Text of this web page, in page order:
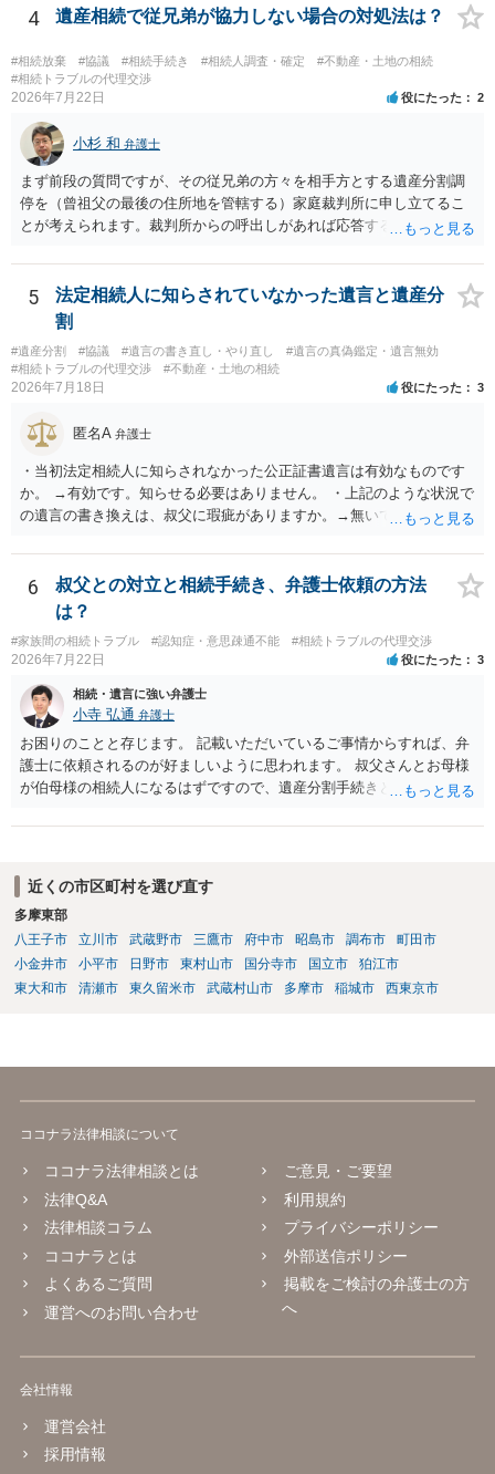
医師の意見書、筆跡鑑定 が提出されればその効力が否定される可能性
はありますが、 ・伯母様自身が分割協議に加わっていること ・御祖母
様の意に反する遺産分割協議を行う実益が誰にあったかの立証が困難
であること からすると、実際に遺産分割協議の効力が否定される可能
性はそれほど高くない（立証のハードルは非常に高い）ということが
言えると思います。
4 遺産相続で従兄弟が協力しない場合の対処法は？
#相続放棄 #協議 #相続手続き #相続人調査・確定
#不動産・土地の相続
#相続トラブルの代理交渉
2026年7月22日 役にたった 2
小杉 和 弁護士
まず前段の質問ですが、その従兄弟の方々を相手方とする遺産分割調
停を（曾祖父の最後の住所地を管轄する）家庭裁判所に申し立てるこ
とが考えられます。裁判所からの呼出しがあれば応答する可能性がま
能と思われます。時間が思った以上にないので必要書類をてきぱきと
揃える必要があります。その点是非御注意ください。
5
法定相続人に知らされていなかった遺言と遺産分
割
#遺産分割 #協議 #遺言の書き直し・やり直し
#遺言の真偽鑑定・遺言無効
#相続トラブルの代理交渉
#不動産・土地の相続
2026年7月18日 役にたった 3
匿名A 弁護士
・当初法定相続人に知らされなかった公正証書遺言は有効なものです
か。 →有効です。知らせる必要はありません。 ・上記のような状況で
の遺言の書き換えは、叔父に瑕疵がありますか。→無いです。 ・分割
ますか。 →本人が自由に決められますので、どこが妥当とは言えない
です。客観的な基準もありません。 ・できれば穏やかに、分割を拒否
することはできますか。 →分割を拒否するということは、遺産はいら
ないということでしょうか。遺言で、受取を指定されててもいらない
と拒否することはできます。理由を説明する必要はありません。
6
叔父との対立と相続手続き、弁護士依頼の方法
は？
#家族間の相続トラブル #認知症・意思疎通不能 #相続トラブルの代理交渉
2026年7月22日 役にたった 3
相続・遺言に強い弁護士
小寺 弘通 弁護士
お困りのことと存じます。 記載いただいているご事情からすれば、弁
護士に依頼されるのが好ましいように思われます。 叔父さんとお母様
が伯母様の相続人になるはずですので、遺産分割手続きという形でお
に呼ばれなかったことについて慰謝料を請求する」と言ってこられて
しょうから、こちらから積極的に動く必要はないように見受けられま
す。 仮に訴訟を起こされるなどした場合には、遺産分割手続きで依頼
される弁護士の方に対応をお願いするのが良いのではないでしょう
か。 以上ご参考にしていただければ幸いです。
近くの市区町村を選び直す
多摩東部
八王子市
立川市 武蔵野市 三鷹市 府中市 昭島市 調布市
町田市
小金井市
小平市 日野市 東村山市 国分寺市 国立市
狛江市
東大和市
清瀬市 東久留米市 武蔵村山市 多摩市 稲城市 西東京市
ココナラ法律相談について
ココナラ法律相談とは
法律Q&A
法律相談コラム
ココナラとは
よくあるご質問
運営へのお問い合わせ
ご意見・ご要望
利用規約
プライバシーポリシー
外部送信ポリシー
掲載をご検討の弁護士の方
へ
会社情報
運営会社
採用情報